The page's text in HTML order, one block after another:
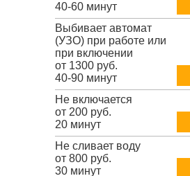
40-60 минут
Выбивает автомат
(УЗО) при работе или
при включении
от 1300 руб.
40-90 минут
Не включается
от 200 руб.
20 минут
Не сливает воду
от 800 руб.
30 минут